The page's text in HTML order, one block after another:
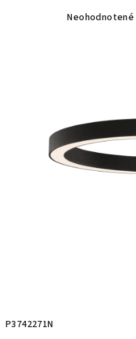
P3742271N
Priemerné
Neohodnotené